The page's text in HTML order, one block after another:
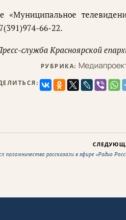
«Муниципальное
66-22.
служба Красноярской
РУБРИКА:
паломничества рассказали в эфире «Радио